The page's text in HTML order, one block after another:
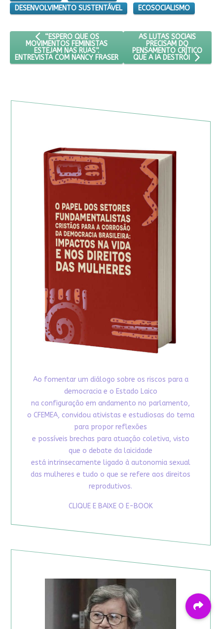
DESENVOLVIMENTO SUSTENTÁVEL
ECOSOCIALISMO
ARTIGO ANTERIOR: “ESPERO QUE OS MOVIMENTOS
“ESPERO QUE OS
MOVIMENTOS FEMINISTAS
ESTEJAM NAS RUAS”.
ENTREVISTA COM NANCY FRASER
PRÓXIMO ARTIGO: AS
AS LUTAS SOCIAIS
PRECISAM DO
PENSAMENTO CRÍTICO
QUE A IA DESTRÓI
Ao fomentar um diálogo sobre os riscos para a
democracia e o Estado Laico
na configuração em andamento no parlamento,
o CFEMEA, convidou ativistas e estudiosas do tema
para propor reflexões
e possíveis brechas para atuação coletiva, visto
que o debate da laicidade
está intrinsecamente ligado à autonomia sexual
das mulheres e tudo o que se refere aos direitos
reprodutivos.
CLIQUE E BAIXE O E-BOOK